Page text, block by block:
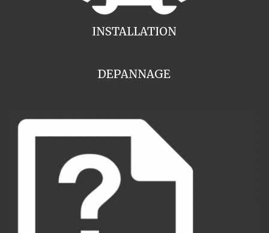
INSTALLATION
DEPANNAGE